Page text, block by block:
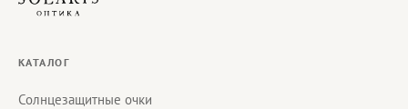
КАТАЛОГ
Солнцезащитные очки